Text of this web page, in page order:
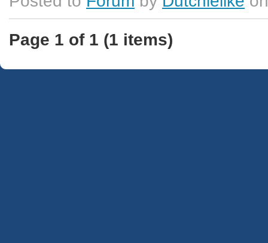
Page 1 of 1 (1 items)